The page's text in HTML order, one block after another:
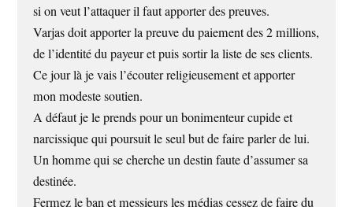
si on veut l’attaquer il faut apporter des preuves.
Varjas doit apporter la preuve du paiement des 2 millions,
de l’identité du payeur et puis sortir la liste de ses clients.
Ce jour là je vais l’écouter religieusement et apporter
mon modeste soutien.
A défaut je le prends pour un bonimenteur cupide et
narcissique qui poursuit le seul but de faire parler de lui.
Un homme qui se cherche un destin faute d’assumer sa
destinée.
Fermez le ban et messieurs les médias cessez de faire du